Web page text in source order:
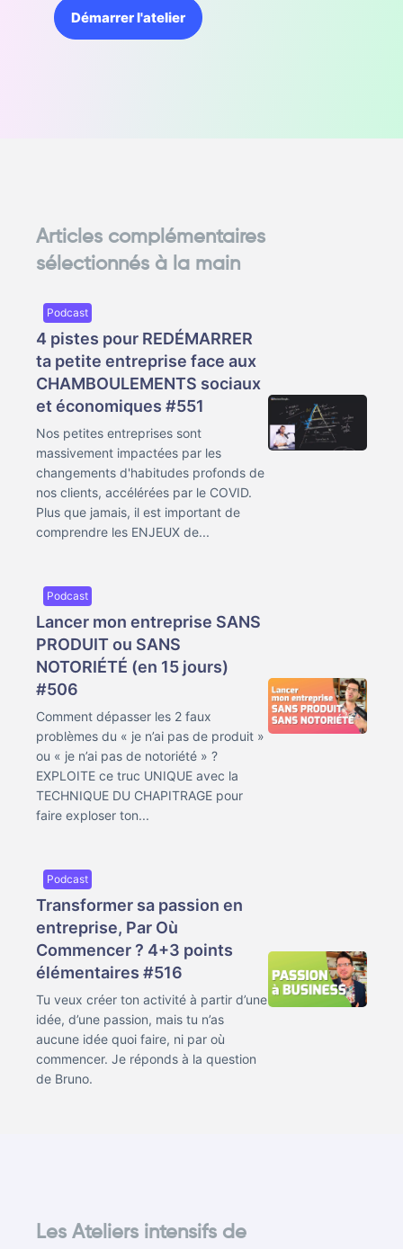
Démarrer l'atelier
Articles complémentaires
sélectionnés à la main
Podcast
4 pistes pour REDÉMARRER
ta petite entreprise face aux
CHAMBOULEMENTS sociaux
et économiques #551
Nos petites entreprises sont
massivement impactées par les
changements d'habitudes profonds de
nos clients, accélérées par le COVID.
Plus que jamais, il est important de
comprendre les ENJEUX de...
Podcast
Lancer mon entreprise SANS
PRODUIT ou SANS
NOTORIÉTÉ (en 15 jours)
#506
Comment dépasser les 2 faux
problèmes du « je n’ai pas de produit »
ou « je n’ai pas de notoriété » ?
EXPLOITE ce truc UNIQUE avec la
TECHNIQUE DU CHAPITRAGE pour
faire exploser ton...
Podcast
Transformer sa passion en
entreprise, Par Où
Commencer ? 4+3 points
élémentaires #516
Tu veux créer ton activité à partir d’une
idée, d’une passion, mais tu n’as
aucune idée quoi faire, ni par où
commencer. Je réponds à la question
de Bruno.
Les Ateliers intensifs de